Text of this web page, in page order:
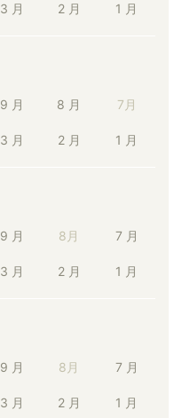
3 月 2 月 1 月
9 月 8 月 7月
3 月 2 月 1 月
9 月 8月 7 月
3 月 2 月 1 月
9 月 8月 7 月
3 月 2 月 1 月